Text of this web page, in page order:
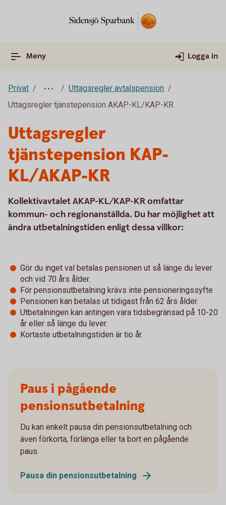
Meny Logga in
Privat
Uttagsregler avtalspension
Uttagsregler tjänstepension AKAP-KL/KAP-KR
Uttagsregler
tjänstepension KAP-
KL/AKAP-KR
Kollektivavtalet AKAP-KL/KAP-KR omfattar
kommun- och regionanställda. Du har möjlighet att
ändra utbetalningstiden enligt dessa villkor:
Gör du inget val betalas pensionen ut så länge du lever
och vid 70 års ålder.
För pensionsutbetalning krävs inte pensioneringssyfte
Pensionen kan betalas ut tidigast från 62 års ålder.
Utbetalningen kan antingen vara tidsbegränsad på 10-20
år eller så länge du lever.
Kortaste utbetalningstiden är tio år.
Paus i pågående
pensionsutbetalning
Du kan enkelt pausa din pensionsutbetalning och
även förkorta, förlänga eller ta bort en pågående
paus.
Pausa din pensionsutbetalning